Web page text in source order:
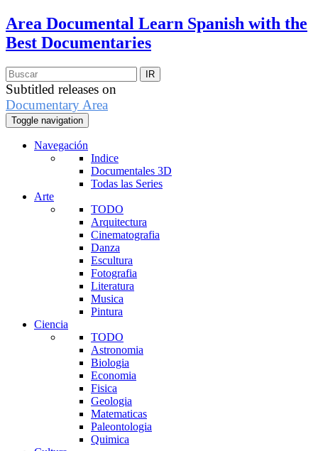
Area Documental Learn Spanish with the
Best Documentaries
Subtitled releases on
Documentary Area
Toggle navigation
Navegación
Indice
Documentales 3D
Todas las Series
Arte
TODO
Arquitectura
Cinematografia
Danza
Escultura
Fotografia
Literatura
Musica
Pintura
Ciencia
TODO
Astronomia
Biologia
Economia
Fisica
Geologia
Matematicas
Paleontologia
Quimica